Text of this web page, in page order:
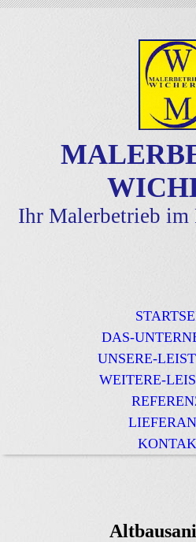
Ihr Malerbetrieb im
DAS-
UNSERE-
WEITERE-